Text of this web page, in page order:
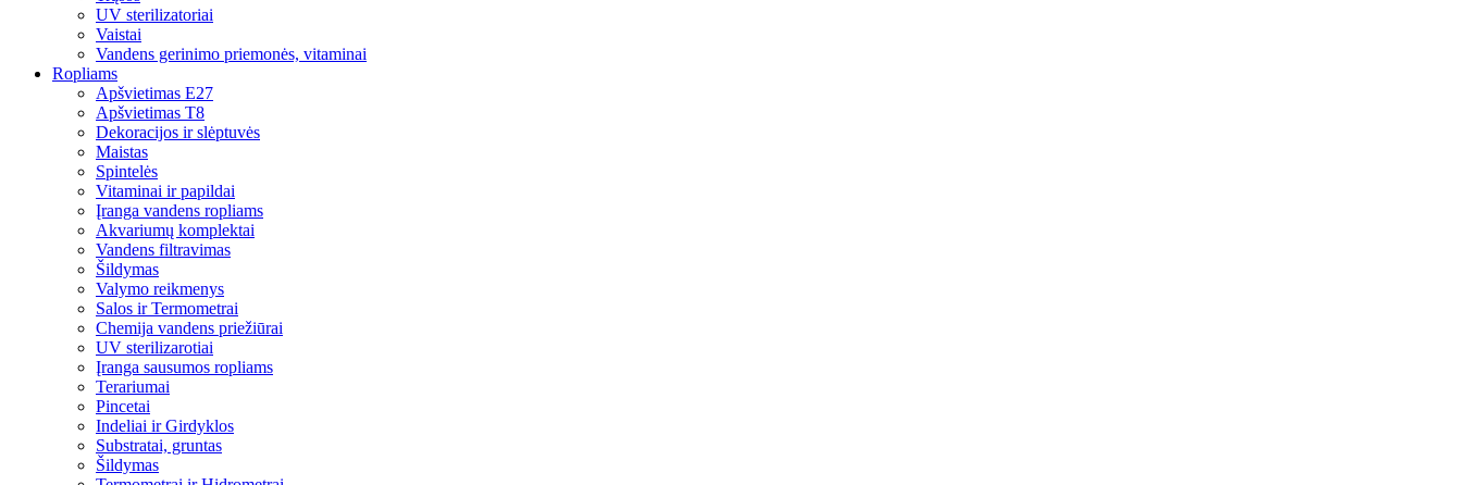
UV sterilizatoriai
Vaistai
Vandens gerinimo priemonės, vitaminai
Ropliams
Apšvietimas E27
Apšvietimas T8
Dekoracijos ir slėptuvės
Maistas
Spintelės
Vitaminai ir papildai
Įranga vandens ropliams
Akvariumų komplektai
Vandens filtravimas
Šildymas
Valymo reikmenys
Salos ir Termometrai
Chemija vandens priežiūrai
UV sterilizarotiai
Įranga sausumos ropliams
Terariumai
Pincetai
Indeliai ir Girdyklos
Substratai, gruntas
Šildymas